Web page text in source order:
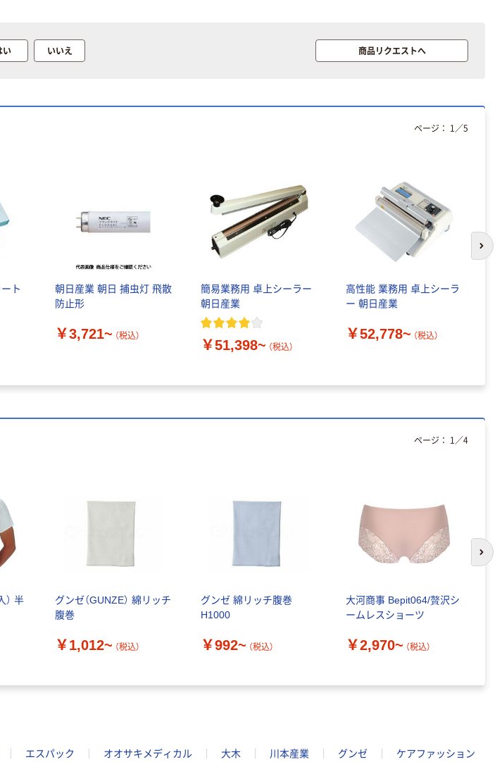
い いいえ 商品リクエストへ
ト
朝日産業 朝日 捕虫灯 飛散
防止形
￥3,721~ （税込）
簡易業務用 卓上シーラー
朝日産業
￥51,398~ （税込）
高性能 業務用 卓上シーラ
ー 朝日産業
￥52,778~ （税込）
ページ： 1 ／5
次
） 半
グンゼ（GUNZE） 綿リッチ
腹巻
￥1,012~ （税込）
グンゼ 綿リッチ腹巻
H1000
￥992~ （税込）
大河商事 Bepit064/贅沢シ
ームレスショーツ
￥2,970~ （税込）
ページ： 1 ／4
次
エスパック オオサキメディカル 大木 川本産業 グンゼ ケアファッション